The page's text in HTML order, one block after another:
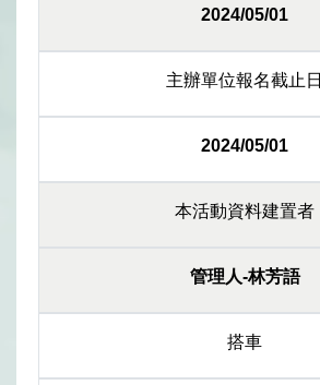
2024/05/01
主辦單位報名截止日
2024/05/01
本活動資料建置者
管理人-林芳語
搭車